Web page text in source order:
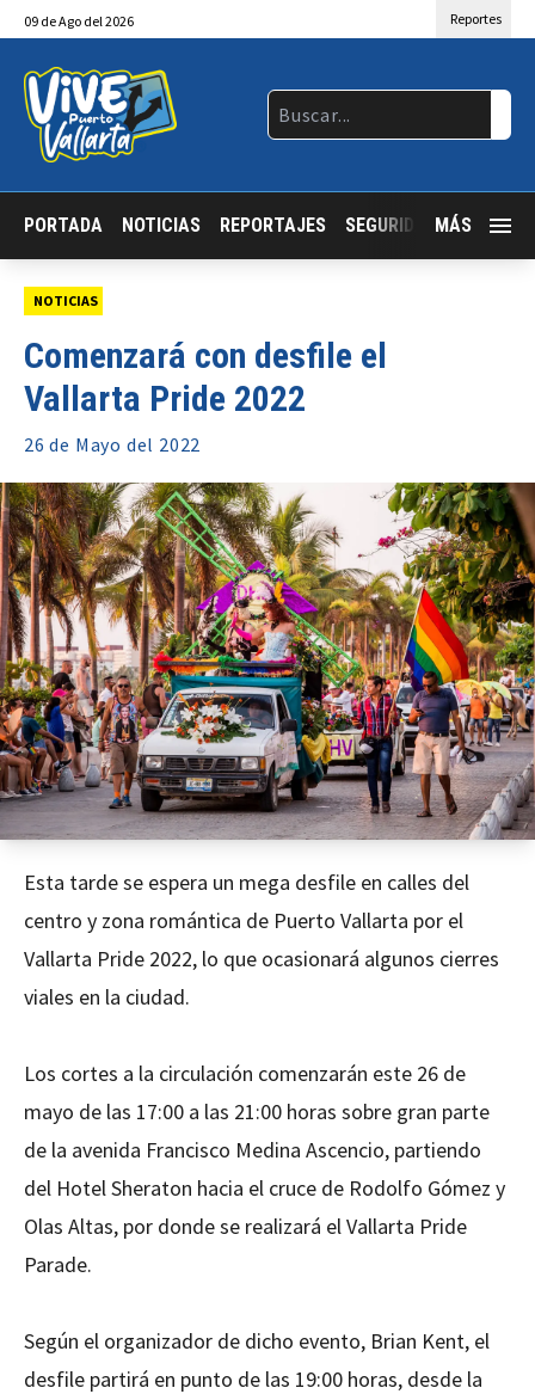
09 deAgo del 2026 Reportes
PORTADA NOTICIAS REPORTAJES SEGURIDAD JALISCO
MÁS
NOTICIAS
Comenzará con desfile el
Vallarta Pride 2022
26 de Mayo del 2022
Esta tarde se espera un mega desfile en calles del
centro y zona romántica de Puerto Vallarta por el
Vallarta Pride 2022, lo que ocasionará algunos cierres
viales en la ciudad.
Los cortes a la circulación comenzarán este 26 de
mayo de las 17:00 a las 21:00 horas sobre gran parte
de la avenida Francisco Medina Ascencio, partiendo
del Hotel Sheraton hacia el cruce de Rodolfo Gómez y
Olas Altas, por donde se realizará el Vallarta Pride
Parade.
Según el organizador de dicho evento, Brian Kent, el
desfile partirá en punto de las 19:00 horas, desde la